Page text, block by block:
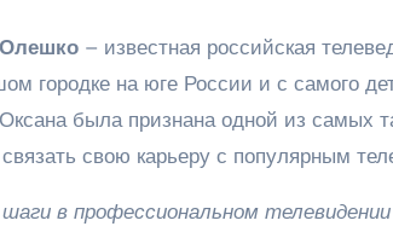
– известная российская
городке на юге России и с самого
была признана одной из самых
свою карьеру с популярным
в профессиональном